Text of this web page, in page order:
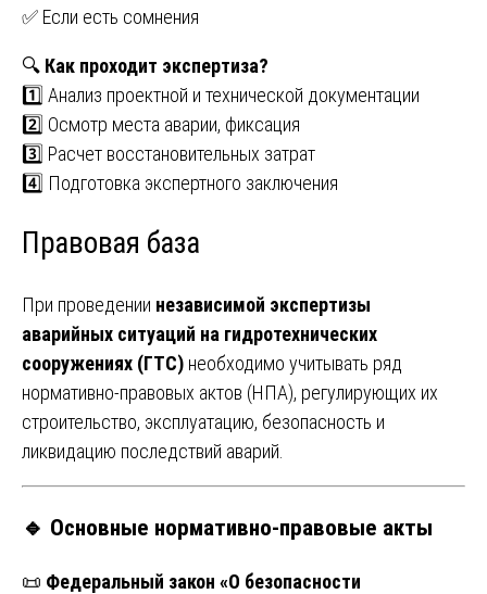
✅ Если есть сомнения
🔍 Как проходит экспертиза?
1️⃣ Анализ проектной и технической документации
2️⃣ Осмотр места аварии, фиксация
3️⃣ Расчет восстановительных затрат
4️⃣ Подготовка экспертного заключения
Правовая база
При проведении независимой экспертизы
аварийных ситуаций на гидротехнических
сооружениях (ГТС) необходимо учитывать ряд
нормативно-правовых актов (НПА), регулирующих их
строительство, эксплуатацию, безопасность и
ликвидацию последствий аварий.
🔹 Основные нормативно-правовые акты
📜 Федеральный закон «О безопасности